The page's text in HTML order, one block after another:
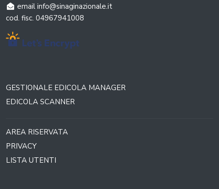
email info@sinaginazionale.it
cod. fisc. 04967941008
GESTIONALE EDICOLA MANAGER
EDICOLA SCANNER
AREA RISERVATA
PRIVACY
LISTA UTENTI